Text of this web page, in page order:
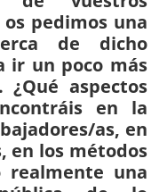
pedimos una
de dicho
ir un poco más
aspectos
en la
as, en
en los métodos
realmente una